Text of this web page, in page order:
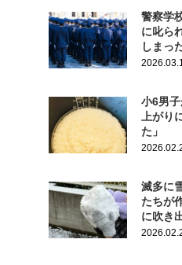
警察学
に叱ら
しまっ
小6男
上がり
た」
滅多に
たちが
に吹き